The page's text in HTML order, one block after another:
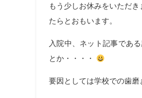
もう少しお休みをいただ
たらとおもいます。
入院中、ネット記事であ
とか・・・・
要因としては学校での歯